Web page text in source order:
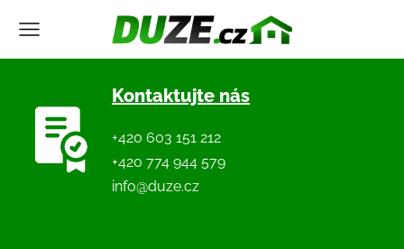
Kontaktujte nás
+420 603 151 212
+420 774 944 579
info@duze.cz